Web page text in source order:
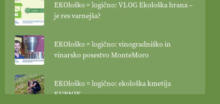
EKOloško = logično: VLOG Ekološka hrana –
je res varnejša?
EKOloško = logično: vinogradniško in
vinarsko posestvo MonteMoro
EKOloško = logično: ekološka kmetija
KURNIK